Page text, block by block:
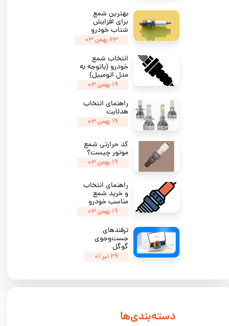
بهترین شمع‌
برای افزایش
شتاب خودرو
۲۳ بهمن ۰۳
انتخاب شمع
خودرو (باتوجه به
مدل اتومبیل)
۱۹ بهمن ۰۳
راهنمای انتخاب
هدلایت
۱۹ بهمن ۰۳
کد حرارتی شمع
موتور چیست؟
۱۹ بهمن ۰۳
راهنمای انتخاب
و خرید شمع
مناسب خودرو
۱۹ بهمن ۰۳
ترفندهای
جست‌وجوی
گوگل
۲۹ تیر ۰۱
دسته‌بندی‌ها